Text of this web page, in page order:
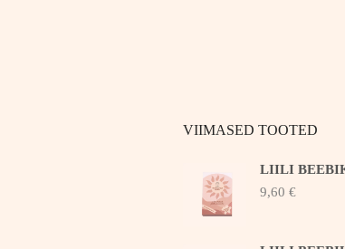
VIIMASED TOOTED
LIILI
9,60 €